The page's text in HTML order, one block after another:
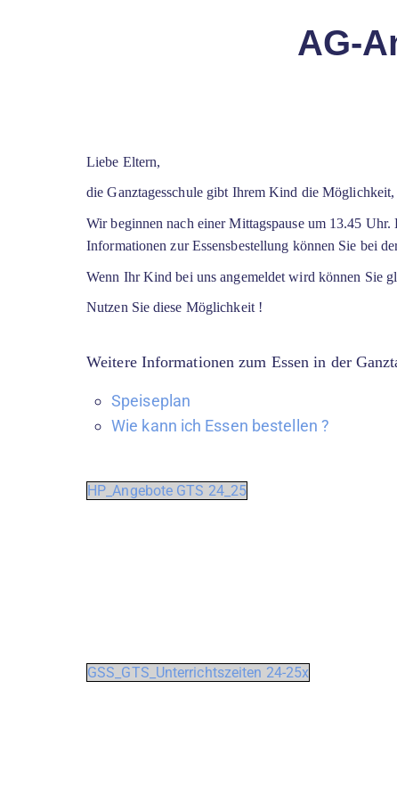
AG-
Liebe Eltern,
die Ganztagesschule gibt Ihrem Kind die
Wir beginnen nach einer Mittagspause um 13.45
Informationen zur Essensbestellung können Sie bei
Wenn Ihr Kind bei uns angemeldet wird können Sie
Nutzen Sie diese Möglichkeit !
Weitere Informationen zum Essen in der
Speiseplan
Wie kann ich Essen bestellen ?
HP_Angebote GTS 24_25
GSS_GTS_Unterrichtszeiten 24-25x